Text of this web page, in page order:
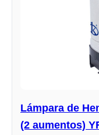
Lámpara de
(2 aumentos)